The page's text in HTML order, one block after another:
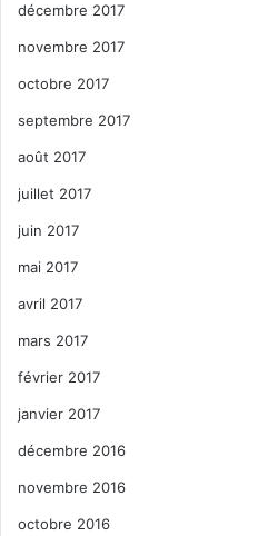
décembre 2017
novembre 2017
octobre 2017
septembre 2017
août 2017
juillet 2017
juin 2017
mai 2017
avril 2017
mars 2017
février 2017
janvier 2017
décembre 2016
novembre 2016
octobre 2016